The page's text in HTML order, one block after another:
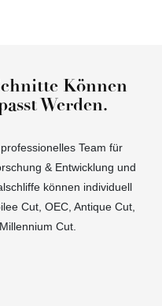
Können
Werden.
Team für
& Entwicklung und
können individuell
Cut, OEC, Antique Cut,
Cut.